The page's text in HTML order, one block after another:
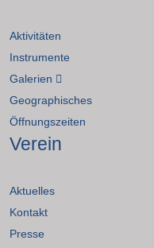
Aktivitäten
Instrumente
Galerien
Geographisches
Öffnungszeiten
Verein
Aktuelles
Kontakt
Presse